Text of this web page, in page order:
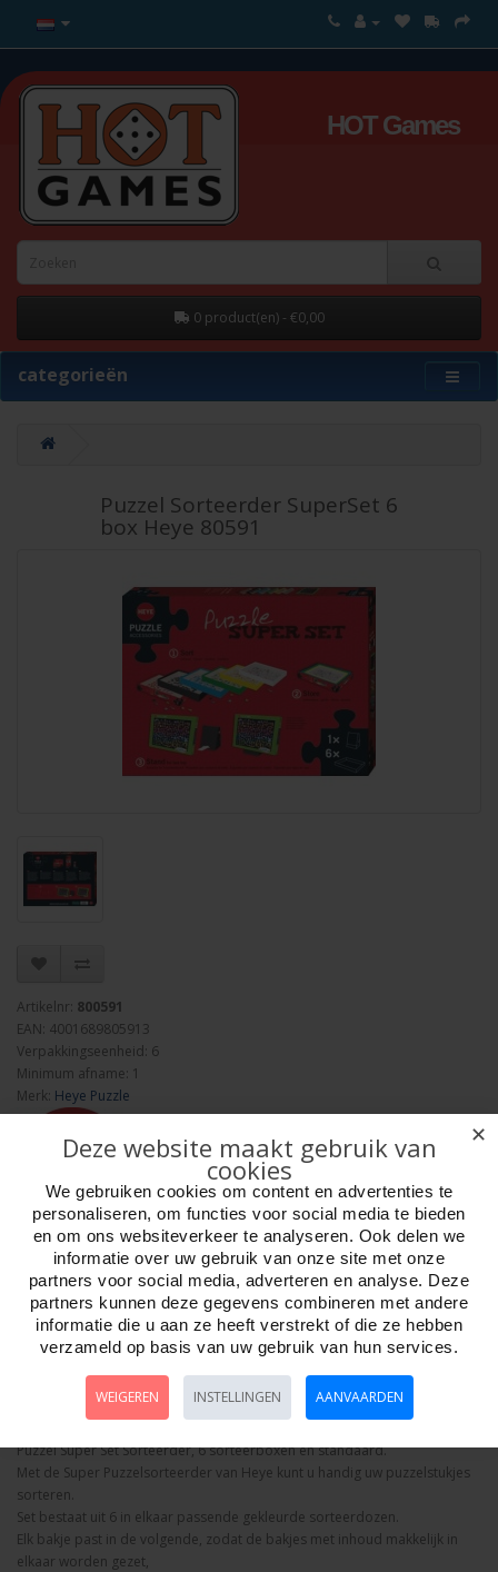
HOT Games
0 product(en) - €0,00
categorieën
Puzzel Sorteerder SuperSet 6
box Heye 80591
Artikelnr: 800591
EAN: 4001689805913
Verpakkingseenheid: 6
Minimum afname: 1
Merk: Heye Puzzle
Aantal
Bestellen
Omschrijving Foto hoge resolutie Media Details
Puzzel Super Set Sorteerder, 6 sorteerboxen en standaard.
Met de Super Puzzelsorteerder van Heye kunt u handig uw puzzelstukjes
sorteren.
Set bestaat uit 6 in elkaar passende gekleurde sorteerdozen.
Elk bakje past in de volgende, zodat de bakjes met inhoud makkelijk in
elkaar worden gezet,
✕
Deze website maakt gebruik van
cookies
We gebruiken cookies om content en advertenties te
personaliseren, om functies voor social media te bieden
en om ons websiteverkeer te analyseren. Ook delen we
informatie over uw gebruik van onze site met onze
partners voor social media, adverteren en analyse. Deze
partners kunnen deze gegevens combineren met andere
informatie die u aan ze heeft verstrekt of die ze hebben
verzameld op basis van uw gebruik van hun services.
WEIGEREN INSTELLINGEN AANVAARDEN